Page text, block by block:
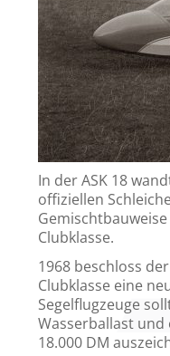
In der ASK 18
offiziellen
Clubklasse.
1968 beschloss
Clubklasse eine
Segelflugzeuge
Wasserballast
18.000 DM